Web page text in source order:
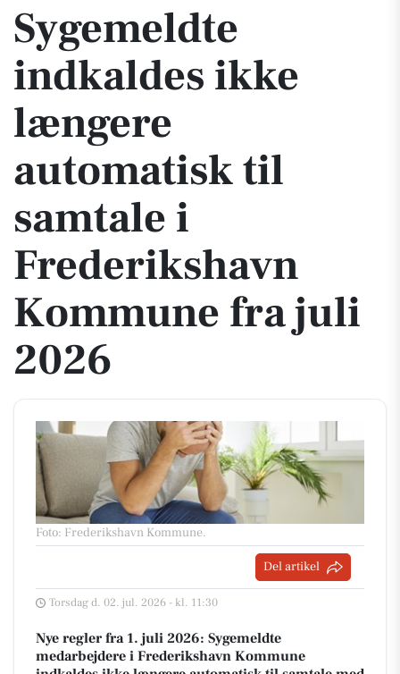
Sygemeldte
indkaldes ikke
længere
automatisk til
samtale i
Frederikshavn
Kommune fra juli
2026
Foto: Frederikshavn Kommune.
Del artikel
Torsdag d. 02. jul. 2026 - kl. 11:30
Nye regler fra 1. juli 2026: Sygemeldte
medarbejdere i Frederikshavn Kommune